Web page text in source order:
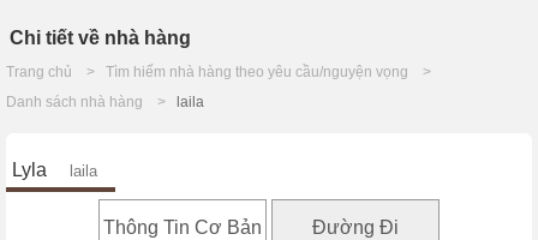
Chi tiết về nhà hàng
Trang chủ
Tìm hiếm nhà hàng theo yêu cầu/nguyện vọng
Danh sách nhà hàng
laila
Lyla laila
Thông Tin Cơ Bản Đường Đi